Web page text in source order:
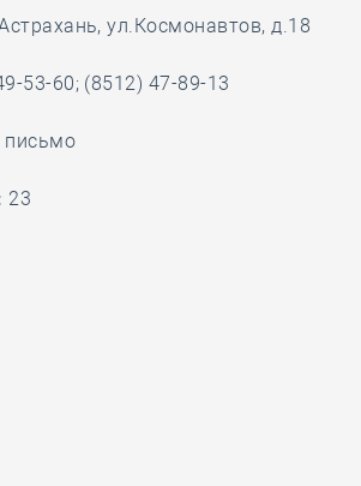
ул.Космонавтов, д.18
53-60; (8512) 47-89-13
письмо
23